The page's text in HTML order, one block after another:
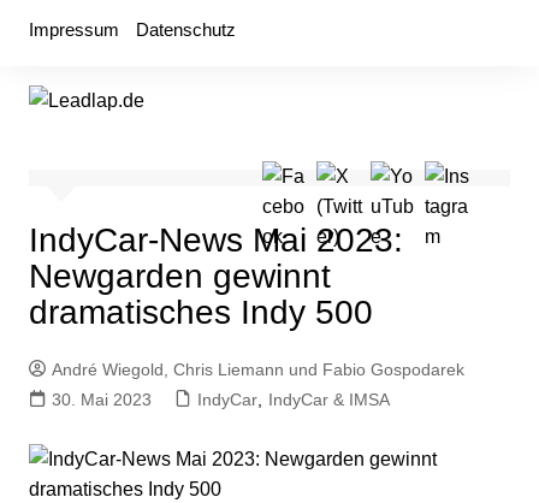
Impressum Datenschutz
IndyCar-News Mai 2023:
Newgarden gewinnt
dramatisches Indy 500
André Wiegold, Chris Liemann und Fabio Gospodarek
30. Mai 2023
IndyCar, IndyCar & IMSA